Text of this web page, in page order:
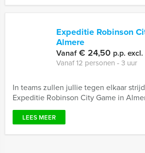
Expeditie Robinson
Almere
Vanaf€ 24,50 p.p. excl.
Vanaf 12 personen ‐ 3 uur
In teams zullen jullie tegen elkaar
Expeditie Robinson City Game in
LEES MEER